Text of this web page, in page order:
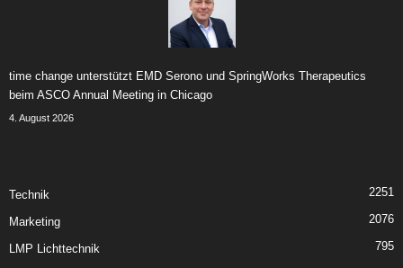
time change unterstützt EMD Serono und SpringWorks Therapeutics
beim ASCO Annual Meeting in Chicago
4. August 2026
Technik 2251
Marketing 2076
LMP Lichttechnik
795